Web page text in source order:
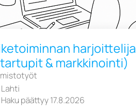
harjoittelija
& markkinointi)
Lahti
Haku päättyy 17.8.2026